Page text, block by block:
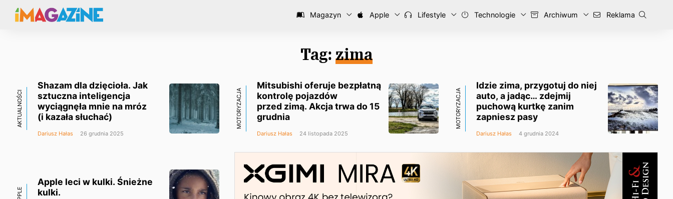
Magazyn Apple Lifestyle Technologie Archiwum Reklama
Tag: zima
AKTUALNOŚCI
Shazam dla dzięcioła. Jak
sztuczna inteligencja
wyciągnęła mnie na mróz
(i kazała słuchać)
Dariusz Hałas 26 grudnia 2025
MOTORYZACJA
Mitsubishi oferuje bezpłatną
kontrolę pojazdów
przed zimą. Akcja trwa do 15
grudnia
Dariusz Hałas 24 listopada 2025
MOTORYZACJA
Idzie zima, przygotuj do niej
auto, a jadąc… zdejmij
puchową kurtkę zanim
zapniesz pasy
Dariusz Hałas 4 grudnia 2024
APPLE
Apple leci w kulki. Śnieżne
kulki.